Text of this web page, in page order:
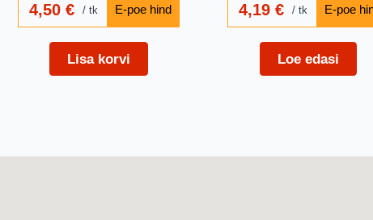
4,50€ tk
Lisa korvi
4,19€ tk
Loe edasi